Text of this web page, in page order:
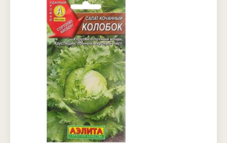
Рукола или индау
Тимьян или чабрец